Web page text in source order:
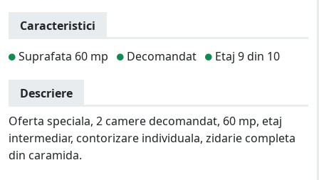
Caracteristici
Suprafata 60 mp
Decomandat Etaj 9 din 10
Descriere
Oferta speciala, 2 camere decomandat, 60 mp, etaj
intermediar, contorizare individuala, zidarie completa
din caramida.